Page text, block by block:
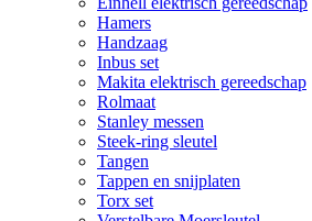
Hamers
Handzaag
Inbus set
Makita elektrisch gereedschap
Rolmaat
Stanley messen
Steek-ring sleutel
Tangen
Tappen en snijplaten
Torx set